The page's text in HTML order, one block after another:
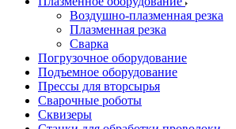
Воздушно-плазменная резка
Плазменная резка
Сварка
Погрузочное оборудование
Подъемное оборудование
Прессы для вторсырья
Сварочные роботы
Сквизеры